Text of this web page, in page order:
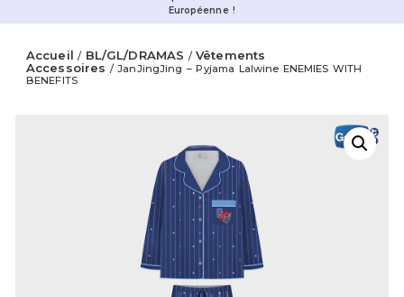
Européenne !
Accueil / BL/GL/DRAMAS /Vêtements
Accessoires / JanJingJing – Pyjama Lalwine ENEMIES WITH
BENEFITS